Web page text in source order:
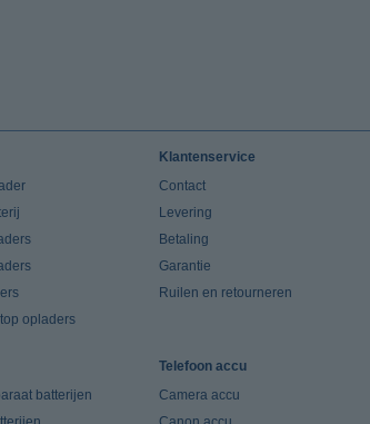
opladers
Klantenservice
Contact
Levering
Betaling
Garantie
Ruilen en retourneren
batterijen
Telefoon accu
Camera accu